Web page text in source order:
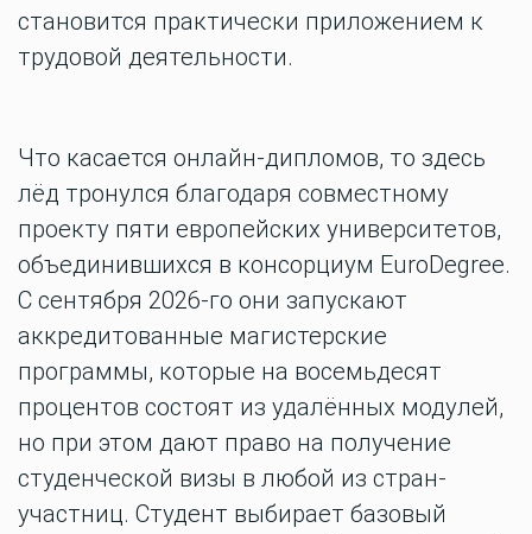
становится практически приложением к
трудовой деятельности.
Что касается онлайн-дипломов, то здесь
лёд тронулся благодаря совместному
проекту пяти европейских университетов,
объединившихся в консорциум EuroDegree.
С сентября 2026-го они запускают
аккредитованные магистерские
программы, которые на восемьдесят
процентов состоят из удалённых модулей,
но при этом дают право на получение
студенческой визы в любой из стран-
участниц. Студент выбирает базовый